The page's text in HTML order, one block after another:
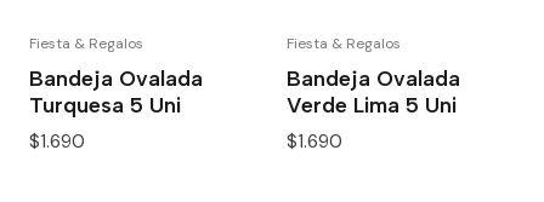
Fiesta & Regalos
Bandeja Ovalada
Turquesa 5 Uni
$1.690
Fiesta & Regalos
Bandeja Ovalada
Verde Lima 5 Uni
$1.690